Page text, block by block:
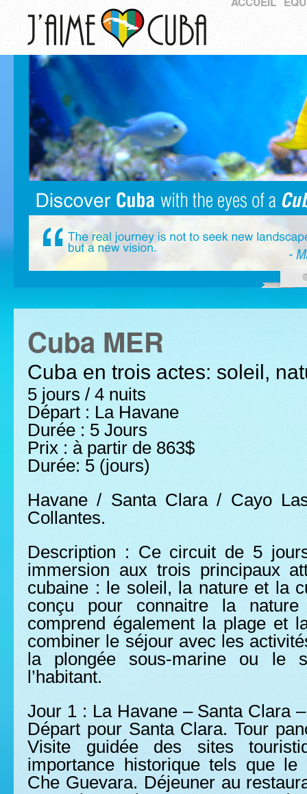
Cuba MER
Cuba en trois actes: soleil,
5 jours / 4 nuits
Départ : La Havane
Durée : 5 Jours
Prix : à partir de 863$
Durée: 5 (jours)
Havane / Santa Clara / Cayo
Collantes.
Description : Ce circuit de 5
immersion aux trois principaux
cubaine : le soleil, la nature et la
conçu pour connaitre la
comprend également la plage et
combiner le séjour avec les
la plongée sous-marine ou le
l’habitant.
Jour 1 : La Havane – Santa Clara
Départ pour Santa Clara. Tour
Visite guidée des sites
importance historique tels que le
Che Guevara. Déjeuner au